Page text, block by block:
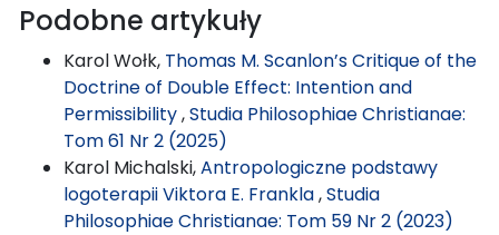
Podobne artykuły
Karol Wołk, Thomas M. Scanlon’s Critique of the
Doctrine of Double Effect: Intention and
Permissibility,Studia Philosophiae Christianae:
Tom 61 Nr 2 (2025)
Karol Michalski,Antropologiczne podstawy
logoterapii Viktora E. Frankla,Studia
Philosophiae Christianae: Tom 59 Nr 2 (2023)